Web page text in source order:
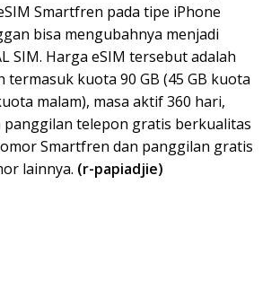
Smartfren pada tipe iPhone
bisa mengubahnya menjadi
SIM. Harga eSIM tersebut adalah
termasuk kuota 90 GB (45 GB kuota
malam), masa aktif 360 hari,
telepon gratis berkualitas
Smartfren dan panggilan gratis
lainnya. (r-papiadjie)